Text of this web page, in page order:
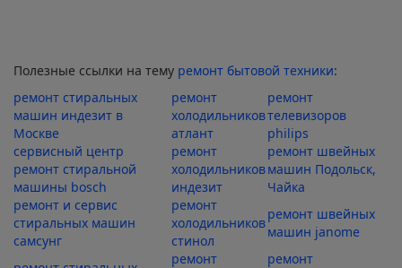
Полезные ссылки на тему ремонт бытовой техники:
ремонт стиральных
машин индезит в
Москве
ремонт
холодильников
атлант
ремонт
телевизоров
philips
сервисный центр
ремонт стиральной
машины bosch
ремонт
холодильников
индезит
ремонт швейных
машин Подольск,
Чайка
ремонт и сервис
стиральных машин
самсунг
ремонт
холодильников
стинол
ремонт швейных
машин janome
ремонт ремонт